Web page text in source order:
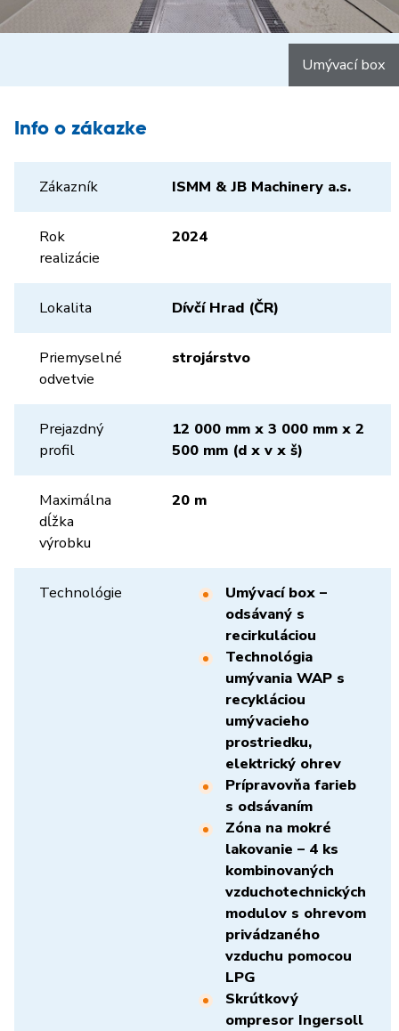
Umývací box
Info o zákazke
Zákazník ISMM & JB Machinery a.s.
Rok
realizácie
2024
Lokalita Dívčí Hrad (ČR)
Priemyselné
odvetvie
strojárstvo
Prejazdný
profil
12 000 mm x 3 000 mm x 2
500 mm (d x v x š)
Maximálna
dĺžka
výrobku
20 m
Technológie
Umývací box –
odsávaný s
recirkuláciou
Technológia
umývania WAP s
recykláciou
umývacieho
prostriedku,
elektrický ohrev
Prípravovňa farieb
s odsávaním
Zóna na mokré
lakovanie – 4 ks
kombinovaných
vzduchotechnických
modulov s ohrevom
privádzaného
vzduchu pomocou
LPG
Skrútkový
ompresor Ingersoll